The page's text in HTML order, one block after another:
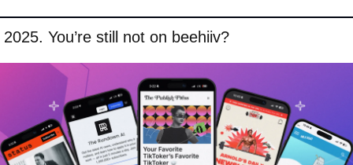
2025. You’re still not on beehiiv?